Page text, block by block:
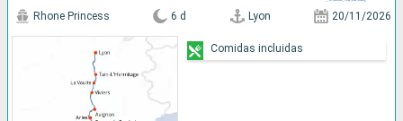
Rhone Princess 6 d Lyon 20/11/2026
Comidas incluidas